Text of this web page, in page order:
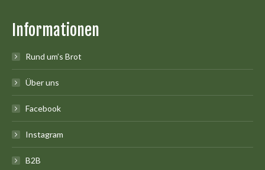
Informationen
Rund um’s Brot
Über uns
Facebook
Instagram
B2B